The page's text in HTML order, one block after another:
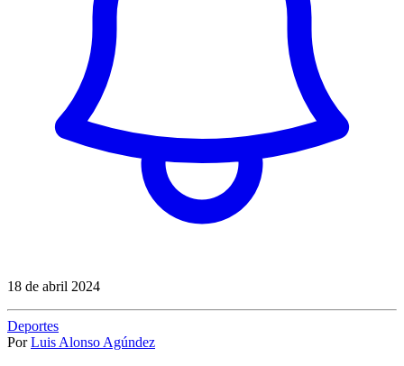
18 de abril 2024
Deportes
Por Luis Alonso Agúndez